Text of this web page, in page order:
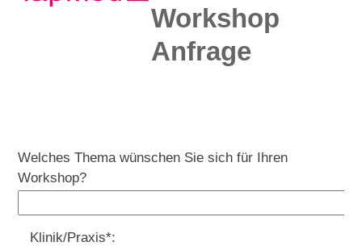
Workshop
Anfrage
Welches Thema wünschen Sie sich für Ihren
Workshop?
Klinik/Praxis*: